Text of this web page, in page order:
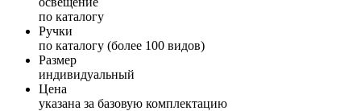
по каталогу
Ручки
по каталогу (более 100 видов)
Размер
индивидуальный
Цена
указана за базовую комплектацию